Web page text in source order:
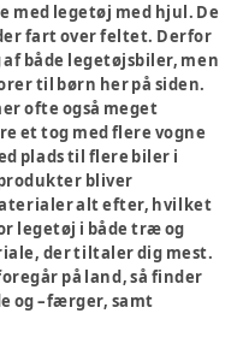
med legetøj med hjul. De
fart over feltet. Derfor
både legetøjsbiler, men
til børn her på siden.
ofte også meget
et tog med flere vogne
plads til flere biler i
bliver
alt efter, hvilket
legetøj i både træ og
der tiltaler dig mest.
på land, så finder
og –færger, samt